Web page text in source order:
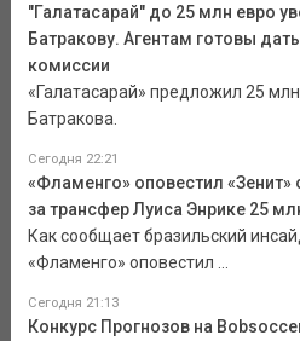
"Галатасарай" до 25 млн евро
Батракову. Агентам готовы
комиссии
«Галатасарай» предложил 25
Батракова.
Сегодня 22:21
«Фламенго» оповестил «Зенит»
за трансфер Луиса Энрике 25
Как сообщает бразильский
«Фламенго» оповестил ...
Сегодня 21:13
Конкурс Прогнозов на